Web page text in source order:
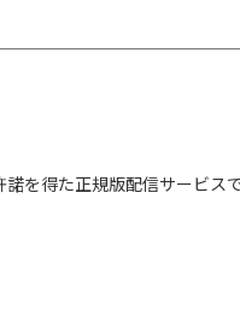
佐々木優太が15000
得た正規版配信サービス